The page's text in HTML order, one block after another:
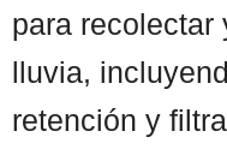
para recolectar
lluvia,
retención y